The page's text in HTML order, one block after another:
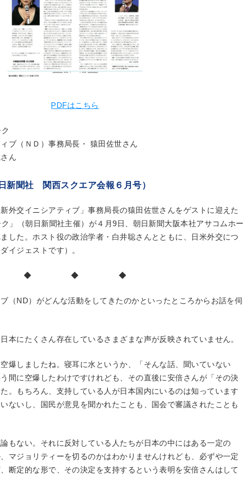
PDFはこちら
ブ（ＮＤ）事務局長・ 猿田佐世さん
ん
新聞社 関西スクエア会報６月号）
外交イニシアティブ」事務局長の猿田佐世さんをゲストに迎えた
」（朝日新聞社主催）が４月9日、朝日新聞大阪本社アサコムホー
した。ホスト役の政治学者・白井聡さんとともに、日米外交につ
イジェストです）。
◆ ◆ ◆
（ND）がどんな活動をしてきたのかといったところからお話を伺
本にたくさん存在しているさまざまな声が反映されていません。
爆しましたね。寝耳に水というか、「そんな話、聞いていない
間に空爆したわけですけれども、その直後に安倍さんが「その決
。もちろん、支持している人が日本国内にいるのは知っています
ないし、国民が意見を聞かれたことも、国会で審議されたことも
もない。それに反対している人たちが日本の中にはある一定の
マジョリティーを切るのかはわかりませんけれども、必ずや一定
断定的な形で、その決定を支持するという表明を安倍さんはして